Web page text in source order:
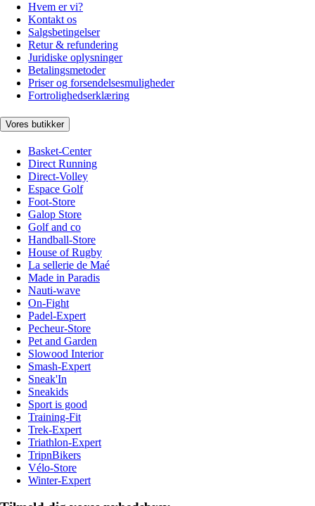
Hvem er vi?
Kontakt os
Salgsbetingelser
Retur & refundering
Juridiske oplysninger
Betalingsmetoder
Priser og forsendelsesmuligheder
Fortrolighedserklæring
Vores butikker
Basket-Center
Direct Running
Direct-Volley
Espace Golf
Foot-Store
Galop Store
Golf and co
Handball-Store
House of Rugby
La sellerie de Maé
Made in Paradis
Nauti-wave
On-Fight
Padel-Expert
Pecheur-Store
Pet and Garden
Slowood Interior
Smash-Expert
Sneak'In
Sneakids
Sport is good
Training-Fit
Trek-Expert
Triathlon-Expert
TripnBikers
Vélo-Store
Winter-Expert